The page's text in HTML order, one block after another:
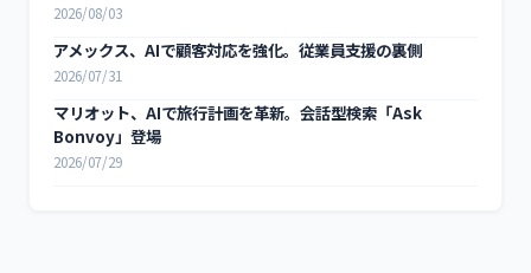
2026/08/03
アメックス、AIで顧客対応を強化。従業員支援の裏側
2026/07/31
マリオット、AIで旅行計画を革新。会話型検索「Ask
Bonvoy」登場
2026/07/29